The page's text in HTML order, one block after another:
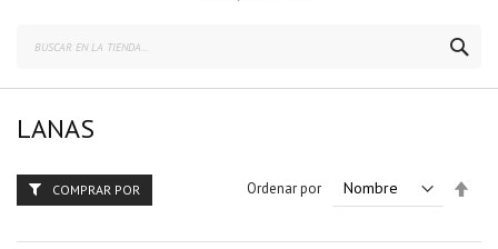
LANAS
Ordenar por
COMPRAR POR